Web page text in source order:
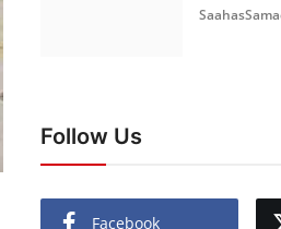
Follow Us
Facebook